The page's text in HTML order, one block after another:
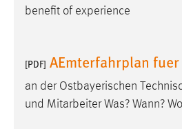
benefit of experience
[PDF] AEmterfahrplan
an der Ostbayerischen
und Mitarbeiter Was? Wann?
verwendet, um personalisierte
Sie tun dies, indem sie
hinweg verfolgen.